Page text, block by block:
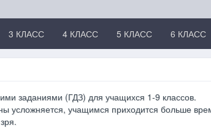
3 КЛАСС 4 КЛАСС 5 КЛАСС 6 КЛАСС
заданиями (ГДЗ) для учащихся 1-9 классов.
усложняется, учащимся приходится больше